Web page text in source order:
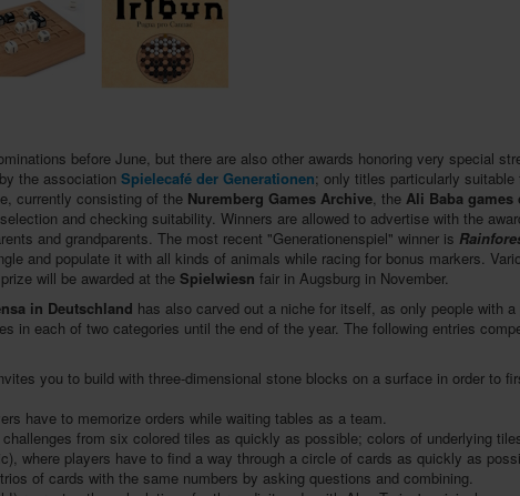
before June, but there are also other awards honoring very special
the association Spielecafé der Generationen; only titles particularly
currently consisting of the Nuremberg Games Archive, the Ali Baba games
and checking suitability. Winners are allowed to advertise with the
and grandparents. The most recent "Generationenspiel" winner is
and populate it with all kinds of animals while racing for bonus markers.
will be awarded at the Spielwiesn fair in Augsburg in November.
in Deutschland has also carved out a niche for itself, as only people with
in each of two categories until the end of the year. The following entries
you to build with three-dimensional stone blocks on a surface in order to
have to memorize orders while waiting tables as a team.
from six colored tiles as quickly as possible; colors of underlying
where players have to find a way through a circle of cards as quickly as
of cards with the same numbers by asking questions and combining.